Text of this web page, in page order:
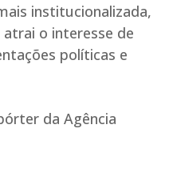
institucionalizada,
o interesse de
políticas e
da Agência